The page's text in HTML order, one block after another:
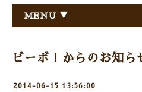
MENU ▼
ビーボ！からのお知ら
2014-06-15 13:56:00